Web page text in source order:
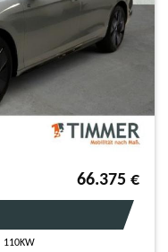
66.375 €
110KW